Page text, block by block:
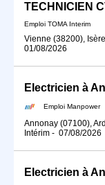
TECHNICIEN
Emploi TOMA Interim
Vienne (38200),
01/08/2026
Electricien à
Emploi Manpower
Annonay (07100),
Intérim - 07/08/2026
Electricien à